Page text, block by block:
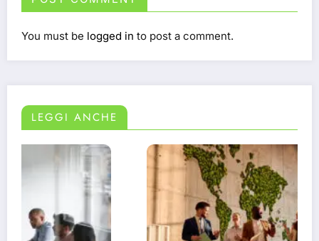
You must be logged in to post a comment.
LEGGI ANCHE